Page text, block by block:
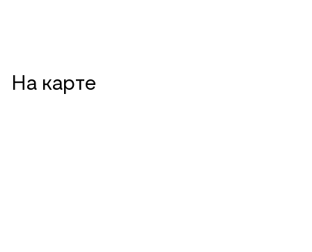
На карте